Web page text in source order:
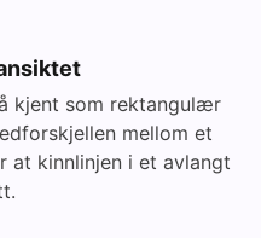
kjent som rektangulær
mellom et
at kinnlinjen i et avlangt